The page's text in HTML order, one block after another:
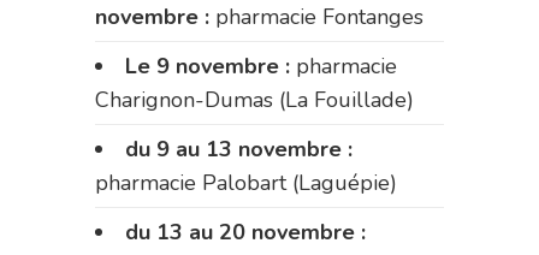
novembre : pharmacie Fontanges
Le 9 novembre : pharmacie
Charignon-Dumas (La Fouillade)
du 9 au 13 novembre :
pharmacie Palobart (Laguépie)
du 13 au 20 novembre :